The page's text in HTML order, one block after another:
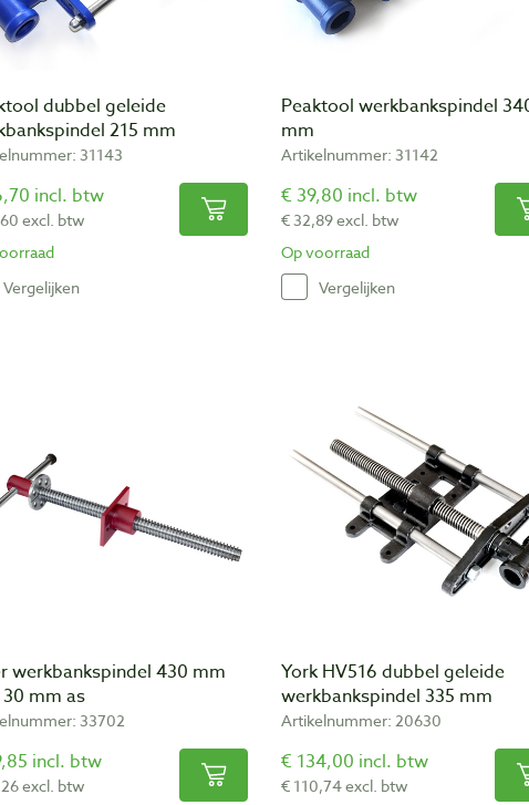
dubbel geleide
215 mm
31143
incl. btw
excl. btw
Vergelijken
Peaktool werkbankspindel
mm
Artikelnummer: 31142
€ 39,80 incl. btw
€ 32,89 excl. btw
Op voorraad
Vergelijken
werkbankspindel 430 mm
mm as
33702
incl. btw
excl. btw
York HV516 dubbel geleide
werkbankspindel 335 mm
Artikelnummer: 20630
€ 134,00 incl. btw
€ 110,74 excl. btw